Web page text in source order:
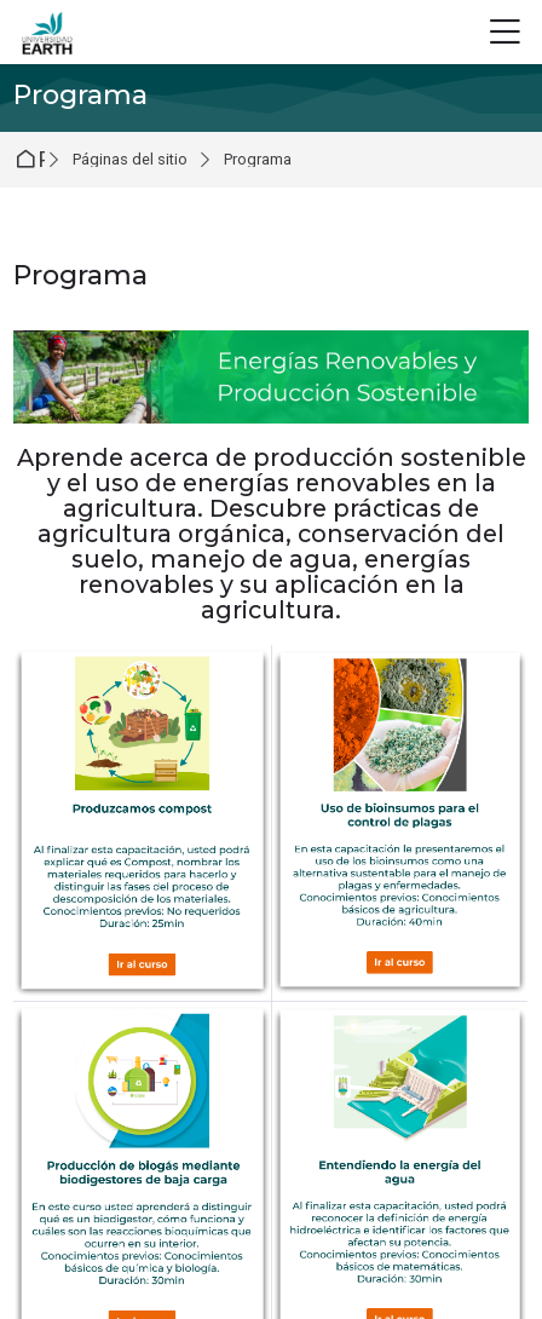
Skip to navigation
Skip to login form
Salta al contenido principal
Skip to footer
Programa
Página Principal
Páginas del sitio Programa
Programa
Aprende acerca de producción sostenible
y el uso de energías renovables en la
agricultura. Descubre prácticas de
agricultura orgánica, conservación del
suelo, manejo de agua, energías
renovables y su aplicación en la
agricultura.